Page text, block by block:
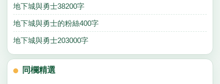
地下城與勇士38200字
地下城與勇士的粉絲400字
地下城與勇士203000字
同欄精選